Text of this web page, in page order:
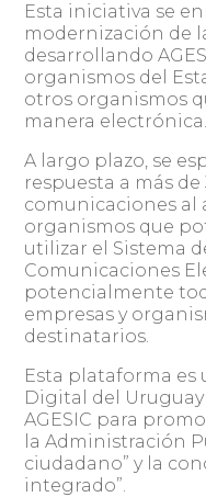
Esta iniciativa se
modernización de
desarrollando
organismos del
otros organismos
manera electrónica.
A largo plazo, se
respuesta a más de
comunicaciones al
organismos que
utilizar el Sistema
Comunicaciones
potencialmente
empresas y
destinatarios.
Esta plataforma es
Digital del Uruguay
AGESIC para
la Administración
ciudadano” y la
integrado”.